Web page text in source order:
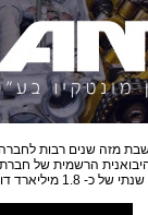
היבואנית הרשמית של
מיליארד דולר.